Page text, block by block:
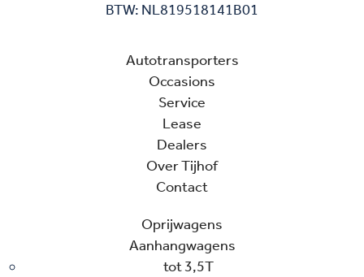
BTW: NL819518141B01
Autotransporters
Occasions
Service
Lease
Dealers
Over Tijhof
Contact
Oprijwagens
Aanhangwagens
tot 3,5T